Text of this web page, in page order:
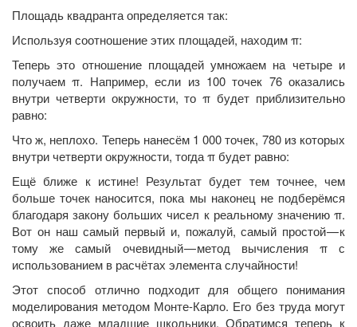
Площадь квадранта определяется так:
Используя соотношение этих площадей, находим π:
Теперь это отношение площадей умножаем на четыре и
получаем π. Например, если из 100 точек 76 оказались
внутри четверти окружности, то π будет приблизительно
равно:
Что ж, неплохо. Теперь нанесём 1 000 точек, 780 из которых
внутри четверти окружности, тогда π будет равно:
Ещё ближе к истине! Результат будет тем точнее, чем
больше точек наносится, пока мы наконец не подберёмся
благодаря закону больших чисел к реальному значению π.
Вот он наш самый первый и, пожалуй, самый простой — к
тому же самый очевидный — метод вычисления π с
использованием в расчётах элемента случайности!
Этот способ отлично подходит для общего понимания
моделирования методом Монте-Карло. Его без труда могут
освоить даже младшие школьники. Обратимся теперь к